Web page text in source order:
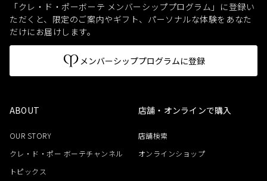
「クレ・ド・ポーボーテ メンバーシッププログラム」に登録い
ただくと、 限定のご案内やギフト、パーソナルな体験をあなた
だけにお届けします。
メンバーシッププログラムに登録
ABOUT
OUR STORY
クレ・ド・ポー ボーテチャンネル
トピックス
店舗・オンラインで購入
店舗検索
オンラインショップ